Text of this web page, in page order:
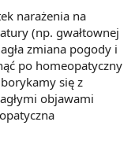
narażenia na
(np. gwałtownej
zmiana pogody i
po homeopatyczny
się z
objawami